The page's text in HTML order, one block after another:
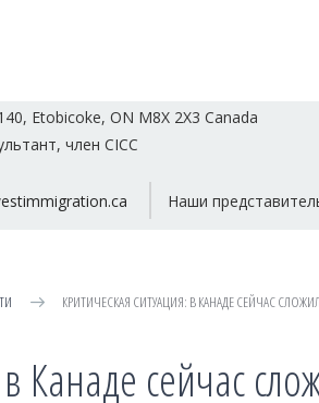
Etobicoke, ON M8X 2X3 Canada
член CICC
Наши
КРИТИЧЕСКАЯ СИТУАЦИЯ: В КАНАДЕ СЕЙЧАС
Канаде сейчас